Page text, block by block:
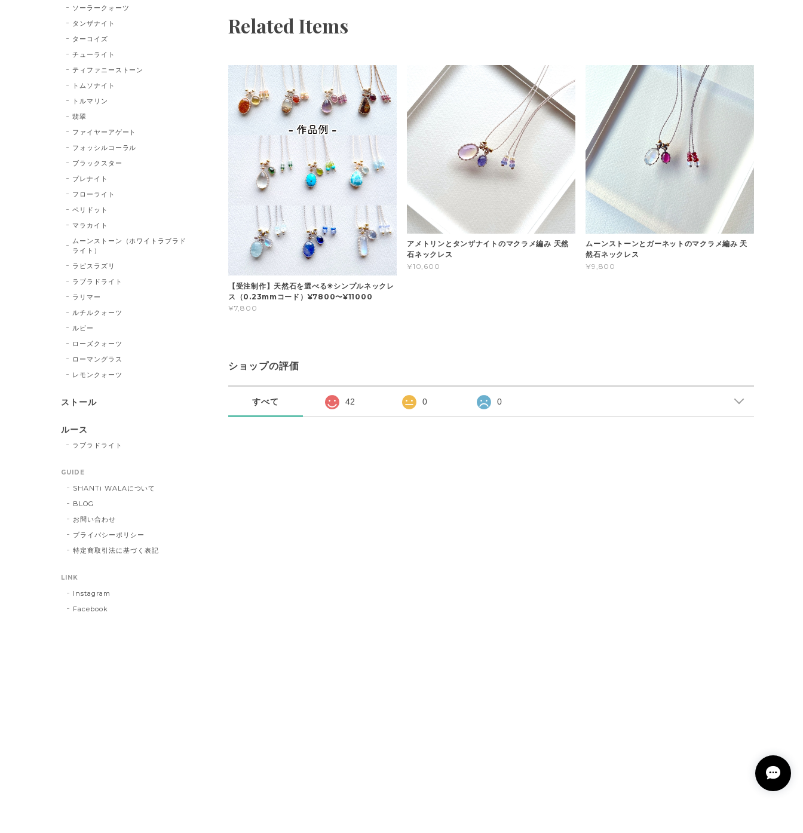
Related Items
【受注制作】天然石を選べる✳︎シンプルネックレ
ス（0.23mmコード）¥7800〜¥11000
¥7,800
アメトリンとタンザナイトのマクラメ編み 天然
石ネックレス
¥10,600
ムーンストーンとガーネットのマクラメ編み 天
然石ネックレス
¥9,800
ショップの評価
すべて 42 0 0
ソーラークォーツ
タンザナイト
ターコイズ
チューライト
ティファニーストーン
トムソナイト
トルマリン
翡翠
ファイヤーアゲート
フォッシルコーラル
ブラックスター
プレナイト
フローライト
ペリドット
マラカイト
ムーンストーン（ホワイトラブラド
ライト）
ラピスラズリ
ラブラドライト
ラリマー
ルチルクォーツ
ルビー
ローズクォーツ
ローマングラス
レモンクォーツ
ストール
ルース
ラブラドライト
GUIDE
SHANTi WALAについて
BLOG
お問い合わせ
プライバシーポリシー
特定商取引法に基づく表記
LINK
Instagram
Facebook